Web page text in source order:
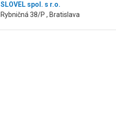
SLOVEL spol. s r.o.
Rybničná 38/P , Bratislava